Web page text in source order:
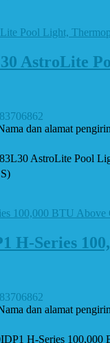
AstroLite
dan alamat
AstroLite Pool
H-Series
dan alamat
H-Series 100,000